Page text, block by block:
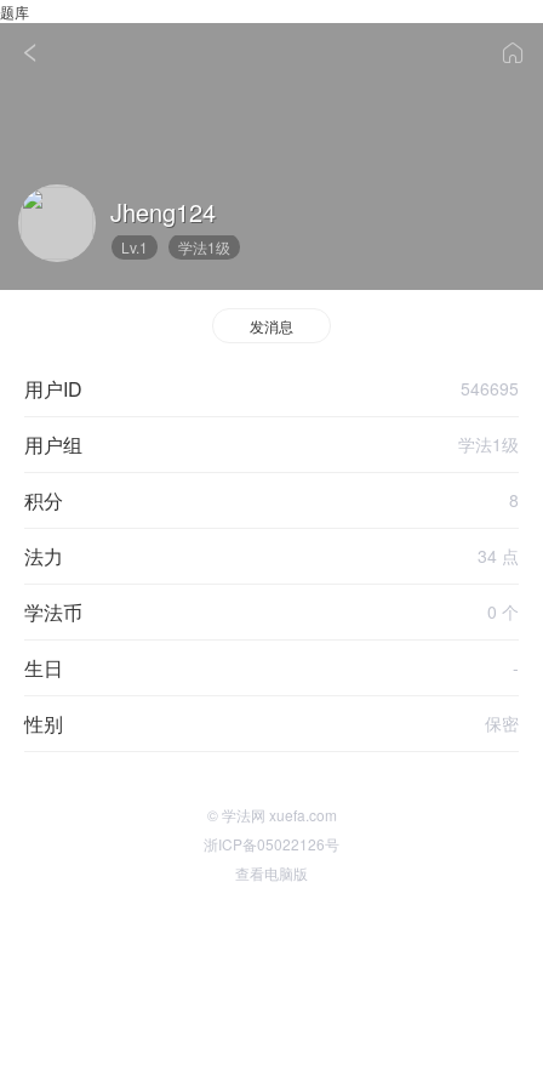
题库
Jheng124
Lv.1 学法1级
发消息
用户ID 546695
用户组 学法1级
积分 8
法力 34 点
学法币 0 个
生日 -
性别 保密
© 学法网 xuefa.com
浙ICP备05022126号
查看电脑版